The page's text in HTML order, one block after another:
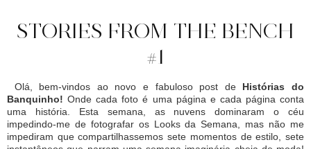
STORIES FROM THE BENCH
#1
Olá, bem-vindos ao novo e fabuloso post de Histórias do
Banquinho! Onde cada foto é uma página e cada página conta
uma história. Esta semana, as nuvens dominaram o céu
impedindo-me de fotografar os Looks da Semana, mas não me
impediram que compartilhassemos sete momentos de estilo, sete